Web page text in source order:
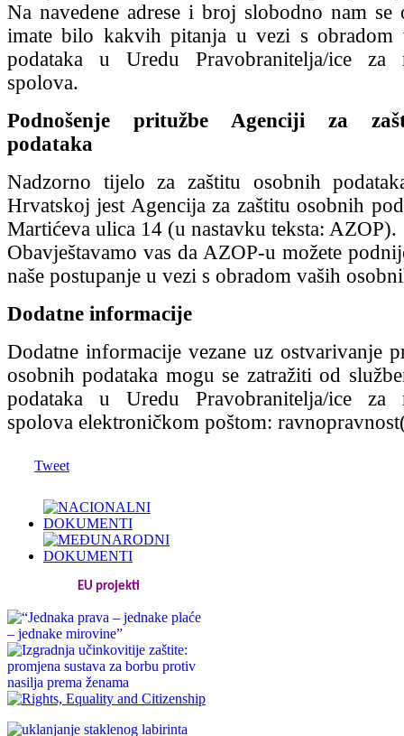
Na navedene adrese i broj slobodno nam se
imate bilo kakvih pitanja u vezi s obradom
podataka u Uredu Pravobranitelja/ice za
spolova.
Podnošenje pritužbe Agenciji za
podataka
Nadzorno tijelo za zaštitu osobnih
Hrvatskoj jest Agencija za zaštitu osobnih
Martićeva ulica 14 (u nastavku teksta: AZOP).
Obavještavamo vas da AZOP-u možete
naše postupanje u vezi s obradom vaših
Dodatne informacije
Dodatne informacije vezane uz ostvarivanje
osobnih podataka mogu se zatražiti od
podataka u Uredu Pravobranitelja/ice za
spolova elektroničkom poštom:
Tweet
EU projekti